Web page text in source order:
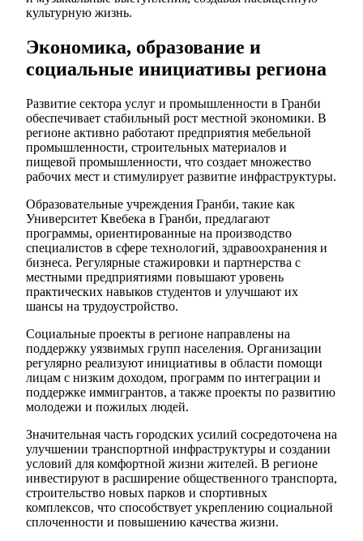
культурную жизнь.
Экономика, образование и
социальные инициативы региона
Развитие сектора услуг и промышленности в Гранби
обеспечивает стабильный рост местной экономики. В
регионе активно работают предприятия мебельной
промышленности, строительных материалов и
пищевой промышленности, что создает множество
рабочих мест и стимулирует развитие инфраструктуры.
Образовательные учреждения Гранби, такие как
Университет Квебека в Гранби, предлагают
программы, ориентированные на производство
специалистов в сфере технологий, здравоохранения и
бизнеса. Регулярные стажировки и партнерства с
местными предприятиями повышают уровень
практических навыков студентов и улучшают их
шансы на трудоустройство.
Социальные проекты в регионе направлены на
поддержку уязвимых групп населения. Организации
регулярно реализуют инициативы в области помощи
лицам с низким доходом, программ по интеграции и
поддержке иммигрантов, а также проекты по развитию
молодежи и пожилых людей.
Значительная часть городских усилий сосредоточена на
улучшении транспортной инфраструктуры и создании
условий для комфортной жизни жителей. В регионе
инвестируют в расширение общественного транспорта,
строительство новых парков и спортивных
комплексов, что способствует укреплению социальной
сплоченности и повышению качества жизни.